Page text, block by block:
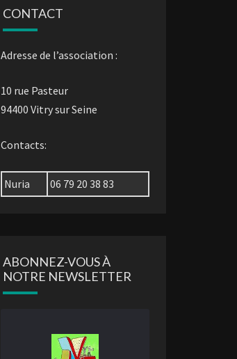
CONTACT
Adresse de l’association :
10 rue Pasteur
94400 Vitry sur Seine
Contacts:
Nuria 06 79 20 38 83
ABONNEZ-VOUS À
NOTRE NEWSLETTER